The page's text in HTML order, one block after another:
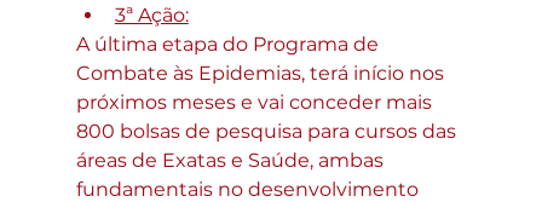
3ª Ação:
A última etapa do Programa de
Combate às Epidemias, terá início nos
próximos meses e vai conceder mais
800 bolsas de pesquisa para cursos das
áreas de Exatas e Saúde, ambas
fundamentais no desenvolvimento